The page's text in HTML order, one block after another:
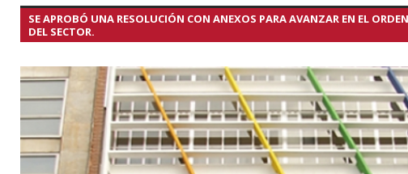
SE APROBÓ UNA RESOLUCIÓN CON ANEXOS PARA AVANZAR EN EL
DEL SECTOR.